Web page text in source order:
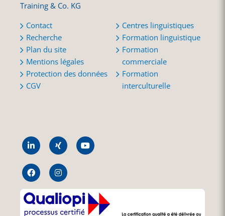
Training & Co. KG
Contact
Recherche
Plan du site
Mentions légales
Protection des données
CGV
Centres linguistiques
Formation linguistique
Formation
commerciale
Formation
interculturelle